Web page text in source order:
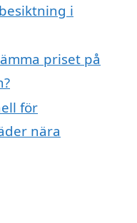
i
priset på
för
nära